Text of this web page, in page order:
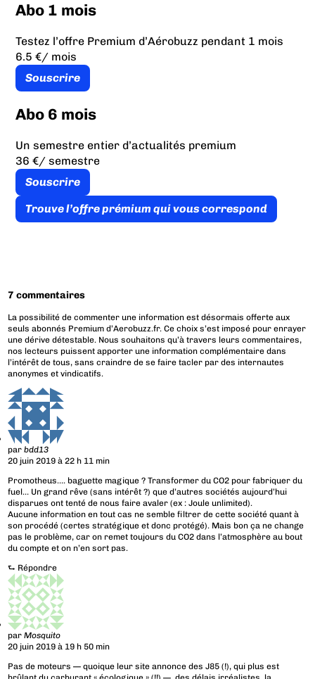
Abo 1 mois
Testez l’offre Premium d’Aérobuzz pendant 1 mois
6.5 €/ mois
Souscrire
Abo 6 mois
Un semestre entier d’actualités premium
36 €/ semestre
Souscrire
Trouve l’offre prémium qui vous correspond
7 commentaires
La possibilité de commenter une information est désormais offerte aux
seuls abonnés Premium d’Aerobuzz.fr. Ce choix s’est imposé pour enrayer
une dérive détestable. Nous souhaitons qu’à travers leurs commentaires,
nos lecteurs puissent apporter une information complémentaire dans
l’intérêt de tous, sans craindre de se faire tacler par des internautes
anonymes et vindicatifs.
parbdd13
20 juin 2019 à 22 h 11 min
Promotheus…. baguette magique ? Transformer du CO2 pour fabriquer du
fuel… Un grand rêve (sans intérêt ?) que d’autres sociétés aujourd’hui
disparues ont tenté de nous faire avaler (ex : Joule unlimited).
Aucune information en tout cas ne semble filtrer de cette société quant à
son procédé (certes stratégique et donc protégé). Mais bon ça ne change
pas le problème, car on remet toujours du CO2 dans l’atmosphère au bout
du compte et on n’en sort pas.
⮑ Répondre
parMosquito
20 juin 2019 à 19 h 50 min
Pas de moteurs — quoique leur site annonce des J85 (!), qui plus est